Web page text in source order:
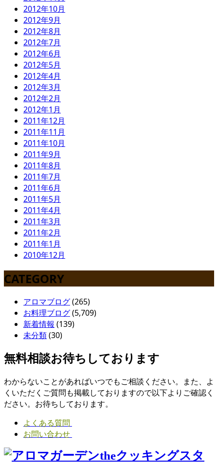
2012年10月
2012年9月
2012年8月
2012年7月
2012年6月
2012年5月
2012年4月
2012年3月
2012年2月
2012年1月
2011年12月
2011年11月
2011年10月
2011年9月
2011年8月
2011年7月
2011年6月
2011年5月
2011年4月
2011年3月
2011年2月
2011年1月
2010年12月
CATEGORY
アロマブログ(265)
お料理ブログ(5,709)
新着情報 (139)
未分類(30)
無料相談お待ちしております
わからないことがあればいつでもご相談ください。また、よ
くいただくご質問も掲載しておりますので以下よりご確認く
ださい。お待ちしております。
よくある質問
お問い合わせ